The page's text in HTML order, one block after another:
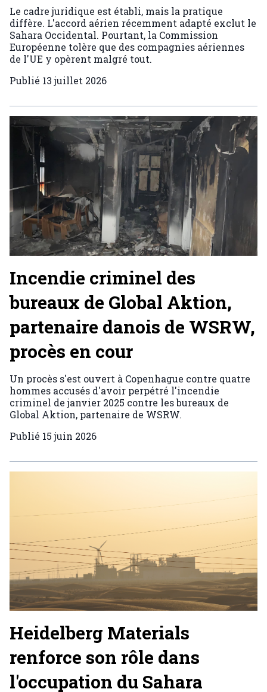
Le cadre juridique est établi, mais la pratique
diffère. L'accord aérien récemment adapté exclut le
Sahara Occidental. Pourtant, la Commission
Européenne tolère que des compagnies aériennes
de l'UE y opèrent malgré tout.
Publié 13 juillet 2026
Incendie criminel des
bureaux de Global Aktion,
partenaire danois de WSRW,
procès en cour
Un procès s'est ouvert à Copenhague contre quatre
hommes accusés d'avoir perpétré l'incendie
criminel de janvier 2025 contre les bureaux de
Global Aktion, partenaire de WSRW.
Publié 15 juin 2026
Heidelberg Materials
renforce son rôle dans
l'occupation du Sahara